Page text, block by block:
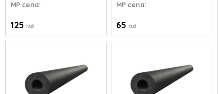
MP cena:
125rsd
MPcena:
65 rsd